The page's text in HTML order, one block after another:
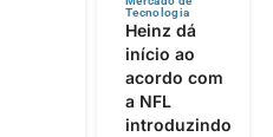
Tecnologia
Heinz dá
início ao
acordo com
a NFL
introduzindo